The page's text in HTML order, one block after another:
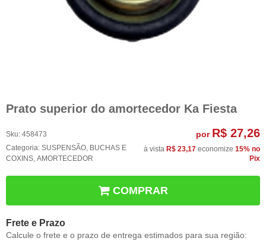
Prato superior do amortecedor Ka Fiesta
Sku: 458473
Categoria: SUSPENSÃO, BUCHAS E
COXINS, AMORTECEDOR
por R$ 27,26
à vista R$ 23,17 economize 15% no
Pix
COMPRAR
Frete e Prazo
Calcule o frete e o prazo de entrega estimados para sua região: